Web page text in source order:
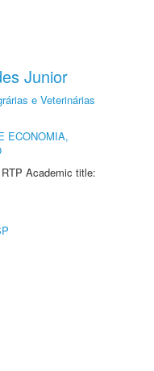
Junior
e Veterinárias
ECONOMIA,
Academic title: